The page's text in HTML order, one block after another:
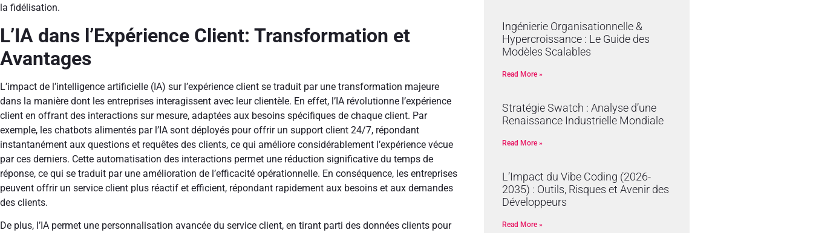
la fidélisation.
L’IA dans l’Expérience Client: Transformation et
Avantages
L’impact de l’intelligence artificielle (IA) sur l’expérience client se traduit par une transformation majeure
dans la manière dont les entreprises interagissent avec leur clientèle. En effet, l’IA révolutionne l’expérience
client en offrant des interactions sur mesure, adaptées aux besoins spécifiques de chaque client. Par
exemple, les chatbots alimentés par l’IA sont déployés pour offrir un support client 24/7, répondant
instantanément aux questions et requêtes des clients, ce qui améliore considérablement l’expérience vécue
par ces derniers. Cette automatisation des interactions permet une réduction significative du temps de
réponse, ce qui se traduit par une amélioration de l’efficacité opérationnelle. En conséquence, les entreprises
peuvent offrir un service client plus réactif et efficient, répondant rapidement aux besoins et aux demandes
des clients.
De plus, l’IA permet une personnalisation avancée du service client, en tirant parti des données clients pour
Ingénierie Organisationnelle &
Hypercroissance : Le Guide des
Modèles Scalables
Read More »
Stratégie Swatch : Analyse d’une
Renaissance Industrielle Mondiale
Read More »
L’Impact du Vibe Coding (2026-
2035) : Outils, Risques et Avenir des
Développeurs
Read More »